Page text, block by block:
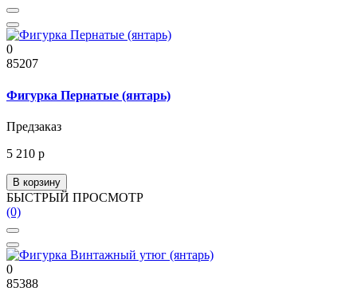
0
85207
Фигурка Пернатые (янтарь)
Предзаказ
5 210 р
В корзину
БЫСТРЫЙ ПРОСМОТР
(0)
0
85388